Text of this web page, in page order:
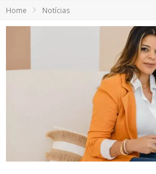
Home Notícias